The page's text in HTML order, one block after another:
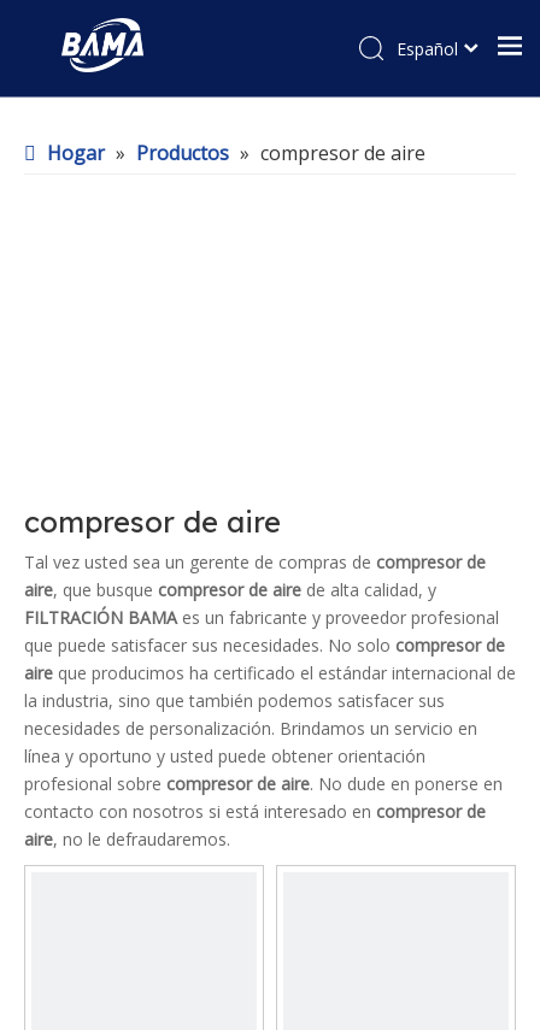
Español
Hogar » Productos » compresor de aire
compresor de aire
Tal vez usted sea un gerente de compras de compresor de
aire, que busque compresor de aire de alta calidad, y
FILTRACIÓN BAMAes un fabricante y proveedor profesional
que puede satisfacer sus necesidades. No solo compresor de
aire que producimos ha certificado el estándar internacional de
la industria, sino que también podemos satisfacer sus
necesidades de personalización. Brindamos un servicio en
línea y oportuno y usted puede obtener orientación
profesional sobre compresor de aire. No dude en ponerse en
contacto con nosotros si está interesado en compresor de
aire, no le defraudaremos.